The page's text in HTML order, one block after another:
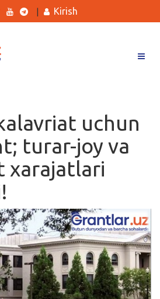
Kirish
uchun
turar-joy va
xarajatlari